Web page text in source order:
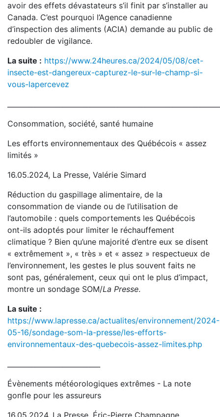
avoir des effets dévastateurs s’il finit par s’installer au
Canada. C’est pourquoi l’Agence canadienne
d’inspection des aliments (ACIA) demande au public de
redoubler de vigilance.
La suite : https://www.24heures.ca/2024/05/08/cet-
insecte-est-dangereux-capturez-le-sur-le-champ-si-
vous-lapercevez
Consommation, société, santé humaine
Les efforts environnementaux des Québécois « assez
limités »
16.05.2024, La Presse, Valérie Simard
Réduction du gaspillage alimentaire, de la
consommation de viande ou de l’utilisation de
l’automobile : quels comportements les Québécois
ont-ils adoptés pour limiter le réchauffement
climatique ? Bien qu’une majorité d’entre eux se disent
« extrêmement », « très » et « assez » respectueux de
l’environnement, les gestes le plus souvent faits ne
sont pas, généralement, ceux qui ont le plus d’impact,
montre un sondage SOM/La Presse.
La suite :
https://www.lapresse.ca/actualites/environnement/2024-
05-16/sondage-som-la-presse/les-efforts-
environnementaux-des-quebecois-assez-limites.php
Évènements météorologiques extrêmes - La note
gonfle pour les assureurs
16.05.2024, La Presse, Éric-Pierre Champagne